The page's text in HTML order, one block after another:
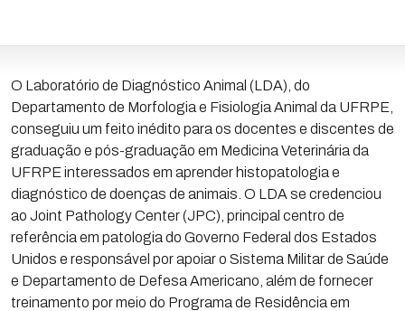
O Laboratório de Diagnóstico Animal (LDA), do
Departamento de Morfologia e Fisiologia Animal da UFRPE,
conseguiu um feito inédito para os docentes e discentes de
graduação e pós-graduação em Medicina Veterinária da
UFRPE interessados em aprender histopatologia e
diagnóstico de doenças de animais. O LDA se credenciou
ao Joint Pathology Center (JPC), principal centro de
referência em patologia do Governo Federal dos Estados
Unidos e responsável por apoiar o Sistema Militar de Saúde
e Departamento de Defesa Americano, além de fornecer
treinamento por meio do Programa de Residência em